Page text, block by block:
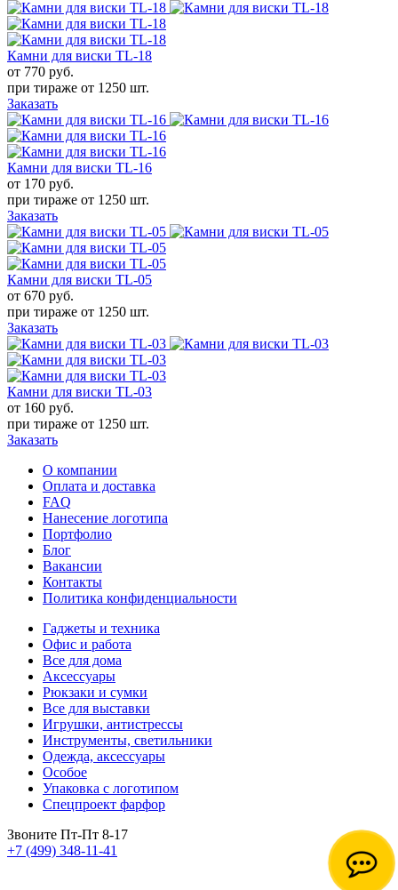
Камни для виски TL-18
от 770 руб.
при тираже от 1250 шт.
Заказать
Камни для виски TL-16
от 170 руб.
при тираже от 1250 шт.
Заказать
Камни для виски TL-05
от 670 руб.
при тираже от 1250 шт.
Заказать
Камни для виски TL-03
от 160 руб.
при тираже от 1250 шт.
Заказать
О компании
Оплата и доставка
FAQ
Нанесение логотипа
Портфолио
Блог
Вакансии
Контакты
Политика конфиденциальности
Гаджеты и техника
Офис и работа
Все для дома
Аксессуары
Рюкзаки и сумки
Все для выставки
Игрушки, антистрессы
Инструменты, светильники
Одежда, аксессуары
Особое
Упаковка с логотипом
Спецпроект фарфор
Звоните Пт-Пт 8-17
+7 (499) 348-11-41